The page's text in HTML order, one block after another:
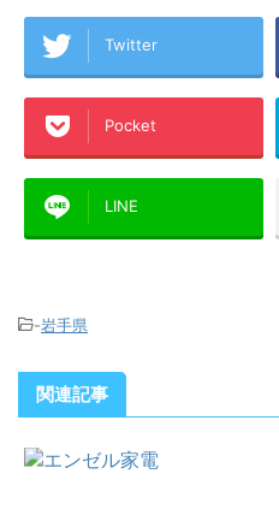
Twitter
Pocket
LINE
-岩手県
関連記事